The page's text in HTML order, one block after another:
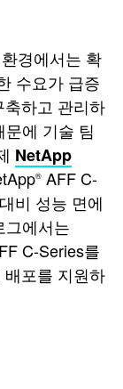
경에서는 확
수요가 급증
하고 관리하
에 기술 팀
NetApp
® AFF C-
비 성능 면에
그에서는
C-Series를
포를 지원하